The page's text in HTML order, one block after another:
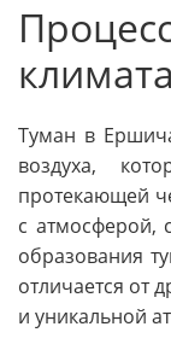
Туман в
воздуха,
протекающей
с атмосферой,
образования
отличается от
и уникальной